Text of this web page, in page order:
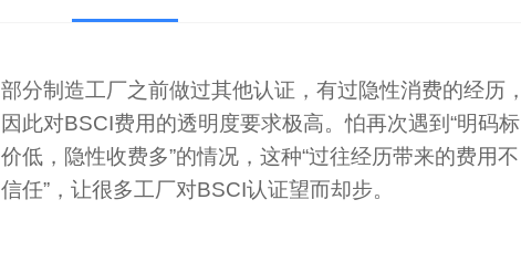
部分制造工厂之前做过其他认证，有过隐性消费的经历，
因此对BSCI费用的透明度要求极高。怕再次遇到“明码标
价低，隐性收费多”的情况，这种“过往经历带来的费用不
信任”，让很多工厂对BSCI认证望而却步。